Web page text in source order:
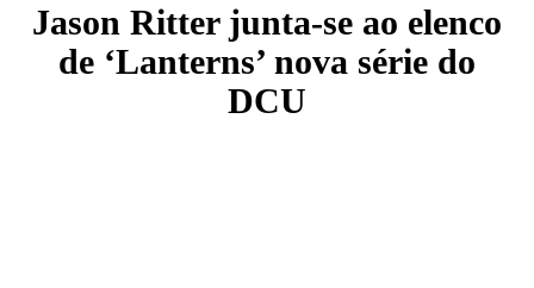
Jason Ritter junta-se ao elenco
de ‘Lanterns’ nova série do
DCU